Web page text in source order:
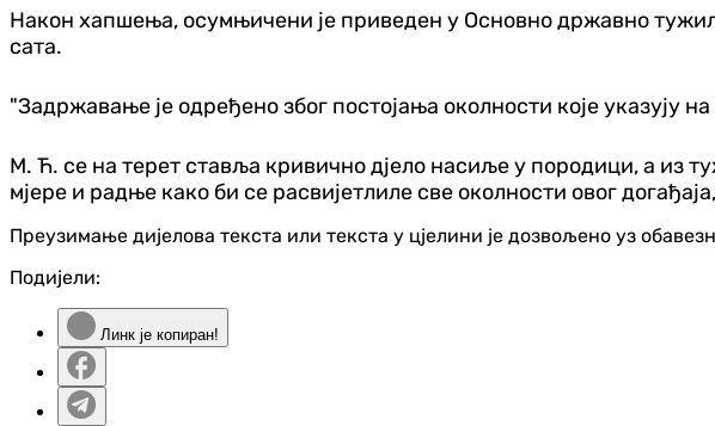
Након хапшења, осумњичени је приведен у Основно државно
сата.
"Задржавање је одређено због постојања околности које
М. Ћ. се на терет ставља кривично дјело насиље у породици, а из
мјере и радње како би се расвијетлиле све околности овог
Преузимање дијелова текста или текста у цјелини је дозвољено уз
Подијели:
Линк је копиран!